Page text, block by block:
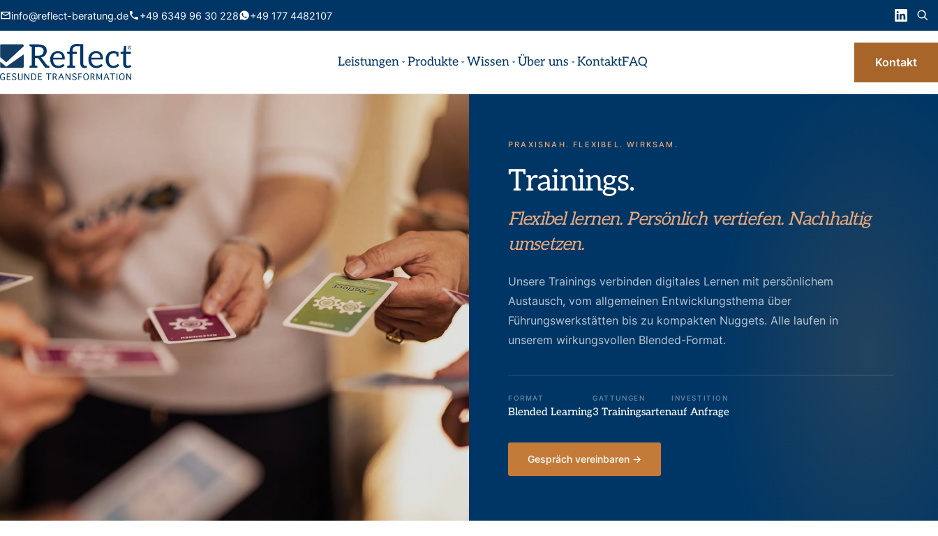
info@reflect-beratung.de +49 6349 96 30 228 +49 177 4482107
Leistungen Produkte Wissen Über uns KontaktFAQ Kontakt
PRAXISNAH. FLEXIBEL. WIRKSAM.
Trainings.
Flexibel lernen. Persönlich vertiefen. Nachhaltig
umsetzen.
Unsere Trainings verbinden digitales Lernen mit persönlichem
Austausch, vom allgemeinen Entwicklungsthema über
Führungswerkstätten bis zu kompakten Nuggets. Alle laufen in
unserem wirkungsvollen Blended-Format.
FORMAT
Blended Learning
GATTUNGEN
3 Trainingsarten
INVESTITION
auf Anfrage
Gespräch vereinbaren →